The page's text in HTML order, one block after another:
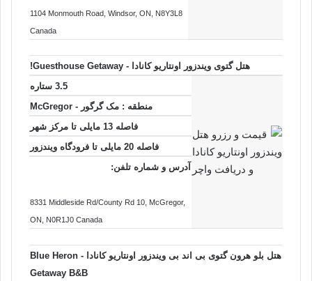
1104 Monmouth Road , Windsor, ON , N8Y3L8
Canada
هتل گتوی ویندزور اونتاریو کانادا - Guesthouse Getaway!
3.5 ستاره
منطقه : مک گرگور - McGregor
فاصله 13 مایلی تا
مرکز شهر
فاصله 20 مایلی تا فرودگاه ویندزور
آدرس و شماره تلفن:
8331 Middleside Rd/County Rd 10 , McGregor,
ON , N0R1J0 Canada
هتل بلو هرون گتوی بی اند بی ویندزور اونتاریو کانادا - Blue Heron
Getaway B&B